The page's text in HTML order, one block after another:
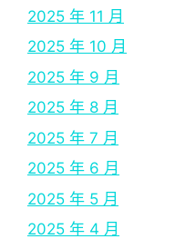
2025 年 11 月
2025 年 10 月
2025 年 9 月
2025 年 8 月
2025 年 7 月
2025 年 6 月
2025 年 5 月
2025 年 4 月